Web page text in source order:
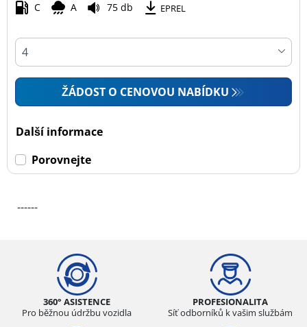
C A 75 db EPREL
ŽÁDOST O CENOVOU NABÍDKU
Další informace
Porovnejte
------
360° ASISTENCE
Pro běžnou údržbu vozidla
PROFESIONALITA
Síť odborníků k vašim službám